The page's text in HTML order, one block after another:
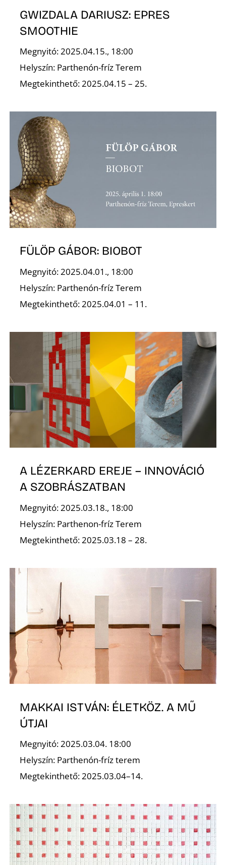
GWIZDALA DARIUSZ: EPRES
SMOOTHIE
Megnyitó: 2025.04.15., 18:00
Helyszín: Parthenón-fríz Terem
Megtekinthető: 2025.04.15 – 25.
FÜLÖP GÁBOR: BIOBOT
Megnyitó: 2025.04.01., 18:00
Helyszín: Parthenón-fríz Terem
Megtekinthető: 2025.04.01 – 11.
A LÉZERKARD EREJE – INNOVÁCIÓ
A SZOBRÁSZATBAN
Megnyitó: 2025.03.18., 18:00
Helyszín: Parthenon-fríz Terem
Megtekinthető: 2025.03.18 – 28.
MAKKAI ISTVÁN: ÉLETKÖZ. A MŰ
ÚTJAI
Megnyitó: 2025.03.04. 18:00
Helyszín: Parthenón-fríz terem
Megtekinthető: 2025.03.04–14.